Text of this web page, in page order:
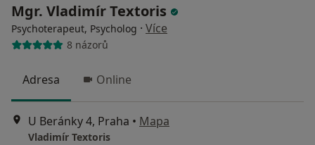
Mgr. Vladimír Textoris
Psychoterapeut, Psycholog · Více
8 názorů
Adresa Online
U Beránky 4, Praha • Mapa
Vladimír Textoris